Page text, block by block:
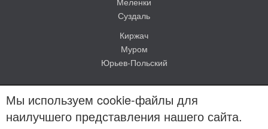
Суздаль
Киржач
Муром
Юрьев-Польский
Мы используем cookie-файлы для
наилучшего представления нашего сайта.